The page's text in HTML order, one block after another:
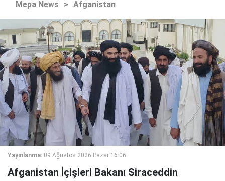
Mepa News > Afganistan
Yayınlanma: 09 Ağustos 2026 Pazar 16:06
Afganistan İçişleri Bakanı Siraceddin